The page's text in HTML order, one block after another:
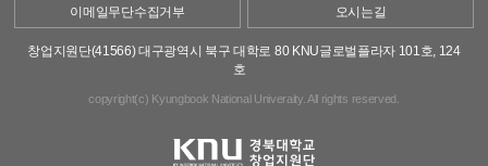
이메일무단수집거부 오시는길
창업지원단(41566) 대구광역시 북구 대학로 80 KNU글로벌플라자 101호, 124
호
copyright(c) Kyungbook National Univeraity. All rights reserved.